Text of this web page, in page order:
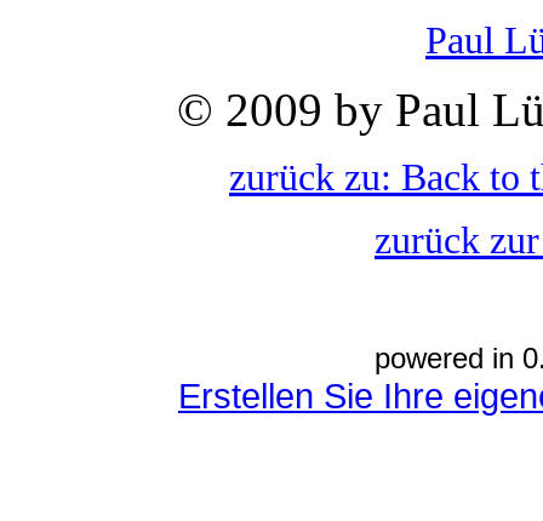
Paul
© 2009 by Paul
zurück zu: Back to
zurück
powered in
Erstellen Sie Ihre